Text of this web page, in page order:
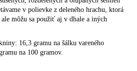
v polievke z deleného hrachu, ktorá
ale môžu sa použiť aj v dhale a iných
16,3 gramu na šálku vareného
na 100 gramov.